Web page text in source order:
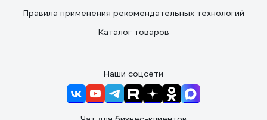
Правила применения рекомендательных технологий
Каталог товаров
Наши соцсети